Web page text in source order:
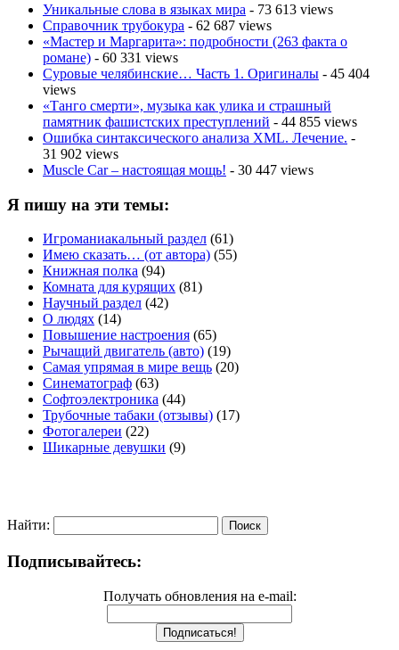
Уникальные слова в языках мира - 73 613 views
Справочник трубокура - 62 687 views
«Мастер и Маргарита»: подробности (263 факта о
романе) - 60 331 views
Суровые челябинские… Часть 1. Оригиналы - 45 404
views
«Танго смерти», музыка как улика и страшный
памятник фашистских преступлений - 44 855 views
Ошибка синтаксического анализа XML. Лечение. -
31 902 views
Muscle Car – настоящая мощь! - 30 447 views
Я пишу на эти темы:
Игроманиакальный раздел (61)
Имею сказать… (от автора) (55)
Книжная полка (94)
Комната для курящих (81)
Научный раздел (42)
О людях (14)
Повышение настроения (65)
Рычащий двигатель (авто) (19)
Самая упрямая в мире вещь (20)
Синематограф (63)
Софтоэлектроника (44)
Трубочные табаки (отзывы) (17)
Фотогалереи (22)
Шикарные девушки (9)
Найти:
Подписывайтесь:
Получать обновления на e-mail: